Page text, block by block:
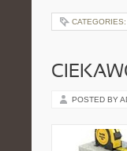
CATEGORIES:
POSTED BY